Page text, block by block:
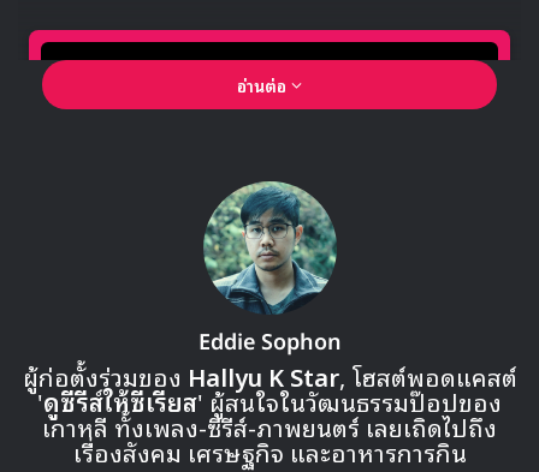
🎙GYUBIN ปลื้มเมืองไทยขนาดไหน? ถึงกลับมาถ่าย
MV เพลงใหม่ LIKE U 100 ที่กรุงเทพ
▶ คลิกดูสัมภาษณ์พิเศษ
อ่านต่อ
Eddie Sophon
ผู้ก่อตั้งร่วมของ Hallyu K Star, โฮสต์พอดแคสต์
'ดูซีรีส์ให้ซีเรียส' ผู้สนใจในวัฒนธรรมป๊อปของ
เกาหลี ทั้งเพลง-ซีรีส์-ภาพยนตร์ เลยเถิดไปถึง
เรื่องสังคม เศรษฐกิจ และอาหารการกิน